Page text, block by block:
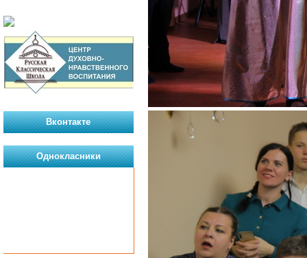
Вконтакте
Однокласники